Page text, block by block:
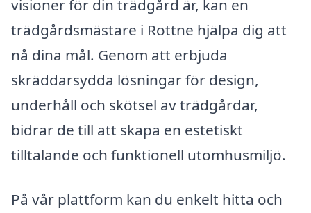
visioner för din trädgård är, kan en
trädgårdsmästare i Rottne hjälpa dig att
nå dina mål. Genom att erbjuda
skräddarsydda lösningar för design,
underhåll och skötsel av trädgårdar,
bidrar de till att skapa en estetiskt
tilltalande och funktionell utomhusmiljö.
På vår plattform kan du enkelt hitta och